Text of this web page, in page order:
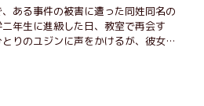
ある事件の被害に遭った同姓同名の
年生に進級した日、教室で再会す
りのユジンに声をかけるが、彼女は